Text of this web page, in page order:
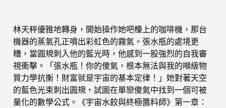
林天秤優雅地轉身，開始操作她吧檯上的咖啡機，那台
機器的蒸氣孔正噴出彩虹色的霧氣。張水瓶的處境更
糟，當圓規刺入他的藍光時，他感到一股強烈的自我審
視衝擊。「張水瓶！你的傻氣，根本無法與我的噸級物
質力學抗衡！財富就是宇宙的基本定律！」她對著天空
的藍色光束刺出圓規，試圖在單戀傻氣中找到一個可被
量化的數學公式。《宇宙水餃與終極醬料師》第一章：